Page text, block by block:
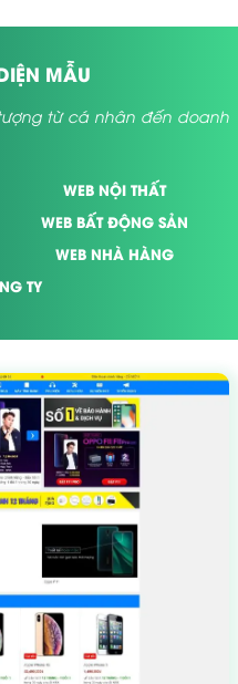
MẪU
từ cá nhân đến doanh
WEB NỘI THẤT
WEB BẤT ĐỘNG SẢN
WEB NHÀ HÀNG
TY